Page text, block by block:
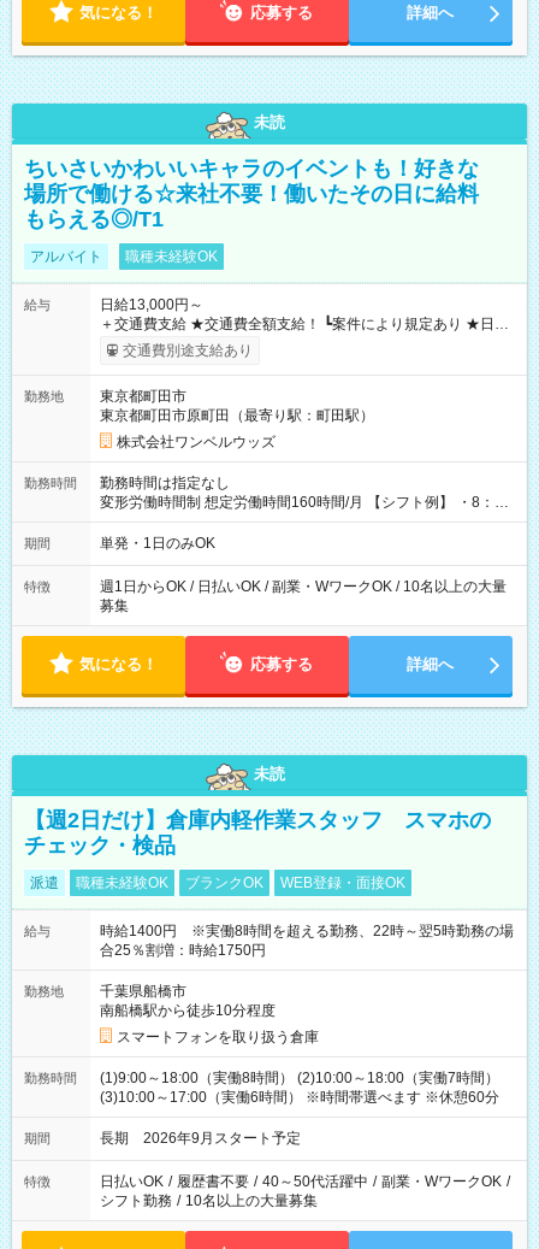
気になる！ 応募する 詳細へ
未読
ちいさいかわいいキャラのイベントも！好きな
場所で働ける☆来社不要！働いたその日に給料
もらえる◎/T1
アルバイト 職種未経験OK
給与
日給13,000円～
＋交通費支給 ★交通費全額支給！ ┗案件により規定あり ★日払
いOK！（規定あり） ┗働いたその日に現金GET♪ お仕事後はコ
ンビニATMから 日払い分を引き落とせます！ 【試用期間】試
交通費別途支給あり
勤務地
東京都町田市
東京都町田市原町田（最寄り駅：町田駅）
株式会社ワンベルウッズ
勤務時間
勤務時間は指定なし
変形労働時間制 想定労働時間160時間/月 【シフト例】 ・8：00
～21：00
期間 単発・1日のみOK
特徴
週1日からOK / 日払いOK / 副業・WワークOK / 10名以上の大量
募集
気になる！ 応募する 詳細へ
未読
【週2日だけ】倉庫内軽作業スタッフ スマホの
チェック・検品
派遣 職種未経験OK ブランクOK WEB登録・面接OK
給与
時給1400円 ※実働8時間を超える勤務、22時～翌5時勤務の場
合25％割増：時給1750円
勤務地
千葉県船橋市
南船橋駅から徒歩10分程度
スマートフォンを取り扱う倉庫
勤務時間
(1)9:00～18:00（実働8時間） (2)10:00～18:00（実働7時間）
(3)10:00～17:00（実働6時間） ※時間帯選べます ※休憩60分
期間 長期 2026年9月スタート予定
特徴 日払いOK / 履歴書不要 / 40～50代活躍中 / 副業・WワークOK /
シフト勤務 / 10名以上の大量募集